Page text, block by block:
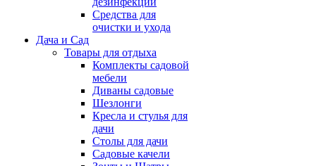
Средства для
очистки и ухода
Дача и Сад
Товары для отдыха
Комплекты садовой
мебели
Диваны садовые
Шезлонги
Кресла и стулья для
дачи
Столы для дачи
Садовые качели